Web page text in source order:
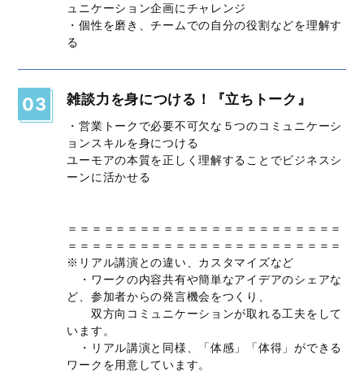
ュニケーション企画にチャレンジ
・個性を磨き、チームでの自分の役割などを理解す
る
03 雑談力を身につける！『立ちトーク』
・営業トークで必要不可欠な５つのコミュニケーシ
ョンスキルを身につける
ユーモアの本質を正しく理解することでビジネスシ
ーンに活かせる
＝＝＝＝＝＝＝＝＝＝＝＝＝＝＝＝＝＝＝＝＝＝＝
＝＝＝＝＝＝＝＝＝＝＝＝＝＝＝＝＝＝＝＝＝＝＝
※リアル講演との違い、カスタマイズなど
・ワークの内容共有や簡単なアイデアのシェアな
ど、参加者からの発言機会をつくり、
双方向コミュニケーションが取れる工夫をして
います。
・リアル講演と同様、「体感」「体得」ができる
ワークを用意しています。